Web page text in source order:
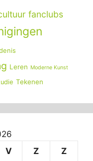
fanclubs
Leren Moderne Kunst
Tekenen
V Z Z